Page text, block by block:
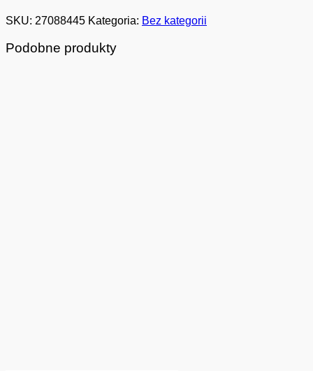
SKU: 27088445 Kategoria: Bez kategorii
Podobne produkty